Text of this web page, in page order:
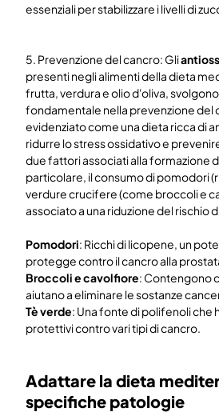
essenziali per stabilizzare i livelli di
5. Prevenzione del cancro: Gli
presenti negli alimenti della dieta
frutta, verdura e olio d'oliva,
fondamentale nella prevenzione del
evidenziato come una dieta ricca di
ridurre lo stress ossidativo e
due fattori associati alla formazione
particolare, il consumo di pomodori
verdure crucifere (come broccoli e
associato a una riduzione del rischio
Pomodori: Ricchi di licopene, un
protegge contro il cancro alla
Broccoli e cavolfiore: Contengono
aiutano a eliminare le sostanze
Tè verde: Una fonte di polifenoli
protettivi contro vari tipi di cancro.
Adattare la dieta
specifiche patologie